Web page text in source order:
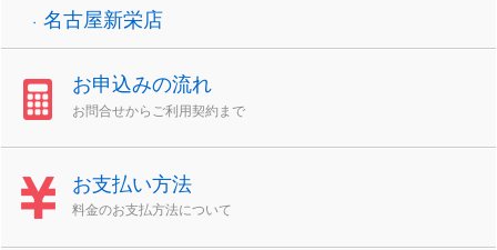
名古屋新栄店
お申込みの流れ
お問合せからご利用契約まで
お支払い方法
料金のお支払方法について